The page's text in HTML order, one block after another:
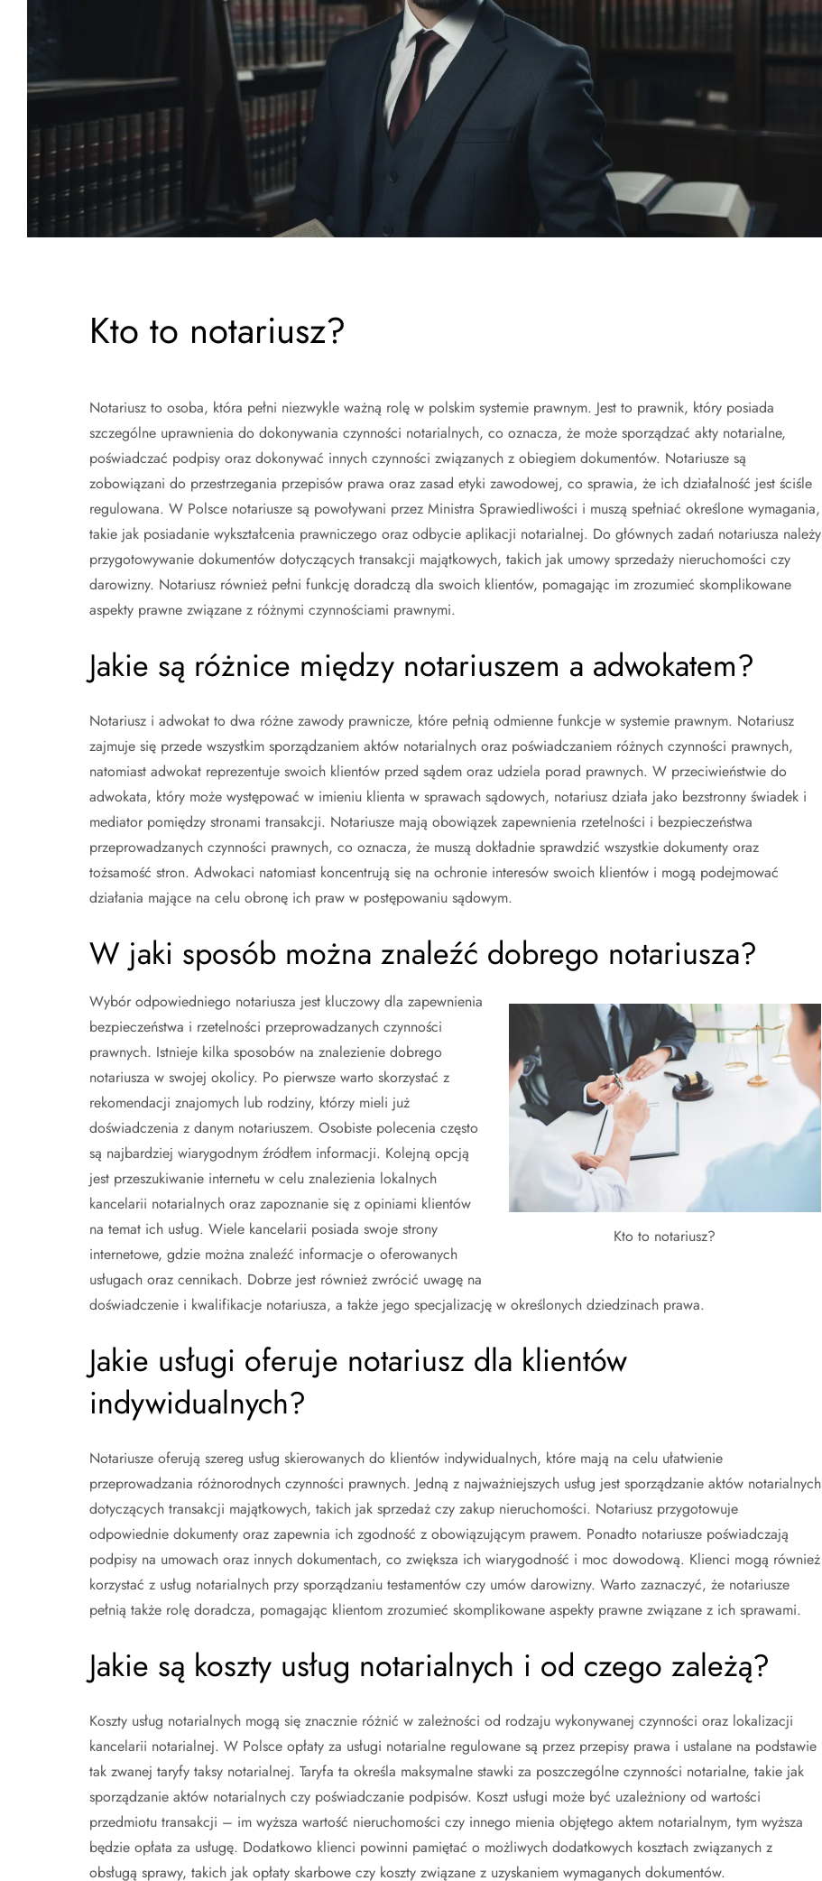
Kto to notariusz?
Notariusz to osoba, która pełni niezwykle ważną rolę w polskim systemie prawnym. Jest to prawnik, który posiada
szczególne uprawnienia do dokonywania czynności notarialnych, co oznacza, że może sporządzać akty notarialne,
poświadczać podpisy oraz dokonywać innych czynności związanych z obiegiem dokumentów. Notariusze są
zobowiązani do przestrzegania przepisów prawa oraz zasad etyki zawodowej, co sprawia, że ich działalność jest ściśle
regulowana. W Polsce notariusze są powoływani przez Ministra Sprawiedliwości i muszą spełniać określone wymagania,
takie jak posiadanie wykształcenia prawniczego oraz odbycie aplikacji notarialnej. Do głównych zadań notariusza należy
przygotowywanie dokumentów dotyczących transakcji majątkowych, takich jak umowy sprzedaży nieruchomości czy
darowizny. Notariusz również pełni funkcję doradczą dla swoich klientów, pomagając im zrozumieć skomplikowane
aspekty prawne związane z różnymi czynnościami prawnymi.
Jakie są różnice między notariuszem a adwokatem?
Notariusz i adwokat to dwa różne zawody prawnicze, które pełnią odmienne funkcje w systemie prawnym. Notariusz
zajmuje się przede wszystkim sporządzaniem aktów notarialnych oraz poświadczaniem różnych czynności prawnych,
natomiast adwokat reprezentuje swoich klientów przed sądem oraz udziela porad prawnych. W przeciwieństwie do
adwokata, który może występować w imieniu klienta w sprawach sądowych, notariusz działa jako bezstronny świadek i
mediator pomiędzy stronami transakcji. Notariusze mają obowiązek zapewnienia rzetelności i bezpieczeństwa
przeprowadzanych czynności prawnych, co oznacza, że muszą dokładnie sprawdzić wszystkie dokumenty oraz
tożsamość stron. Adwokaci natomiast koncentrują się na ochronie interesów swoich klientów i mogą podejmować
działania mające na celu obronę ich praw w postępowaniu sądowym.
W jaki sposób można znaleźć dobrego notariusza?
Kto to notariusz?
Wybór odpowiedniego notariusza jest kluczowy dla zapewnienia
bezpieczeństwa i rzetelności przeprowadzanych czynności
prawnych. Istnieje kilka sposobów na znalezienie dobrego
notariusza w swojej okolicy. Po pierwsze warto skorzystać z
rekomendacji znajomych lub rodziny, którzy mieli już
doświadczenia z danym notariuszem. Osobiste polecenia często
są najbardziej wiarygodnym źródłem informacji. Kolejną opcją
jest przeszukiwanie internetu w celu znalezienia lokalnych
kancelarii notarialnych oraz zapoznanie się z opiniami klientów
na temat ich usług. Wiele kancelarii posiada swoje strony
internetowe, gdzie można znaleźć informacje o oferowanych
usługach oraz cennikach. Dobrze jest również zwrócić uwagę na
doświadczenie i kwalifikacje notariusza, a także jego specjalizację w określonych dziedzinach prawa.
Jakie usługi oferuje notariusz dla klientów
indywidualnych?
Notariusze oferują szereg usług skierowanych do klientów indywidualnych, które mają na celu ułatwienie
przeprowadzania różnorodnych czynności prawnych. Jedną z najważniejszych usług jest sporządzanie aktów notarialnych
dotyczących transakcji majątkowych, takich jak sprzedaż czy zakup nieruchomości. Notariusz przygotowuje
odpowiednie dokumenty oraz zapewnia ich zgodność z obowiązującym prawem. Ponadto notariusze poświadczają
podpisy na umowach oraz innych dokumentach, co zwiększa ich wiarygodność i moc dowodową. Klienci mogą również
korzystać z usług notarialnych przy sporządzaniu testamentów czy umów darowizny. Warto zaznaczyć, że notariusze
pełnią także rolę doradcza, pomagając klientom zrozumieć skomplikowane aspekty prawne związane z ich sprawami.
Jakie są koszty usług notarialnych i od czego zależą?
Koszty usług notarialnych mogą się znacznie różnić w zależności od rodzaju wykonywanej czynności oraz lokalizacji
kancelarii notarialnej. W Polsce opłaty za usługi notarialne regulowane są przez przepisy prawa i ustalane na podstawie
tak zwanej taryfy taksy notarialnej. Taryfa ta określa maksymalne stawki za poszczególne czynności notarialne, takie jak
sporządzanie aktów notarialnych czy poświadczanie podpisów. Koszt usługi może być uzależniony od wartości
przedmiotu transakcji – im wyższa wartość nieruchomości czy innego mienia objętego aktem notarialnym, tym wyższa
będzie opłata za usługę. Dodatkowo klienci powinni pamiętać o możliwych dodatkowych kosztach związanych z
obsługą sprawy, takich jak opłaty skarbowe czy koszty związane z uzyskaniem wymaganych dokumentów.